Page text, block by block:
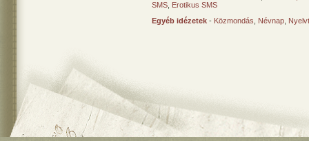
SMS Erotikus SMS
Egyéb idézetek - Közmondás Névnap